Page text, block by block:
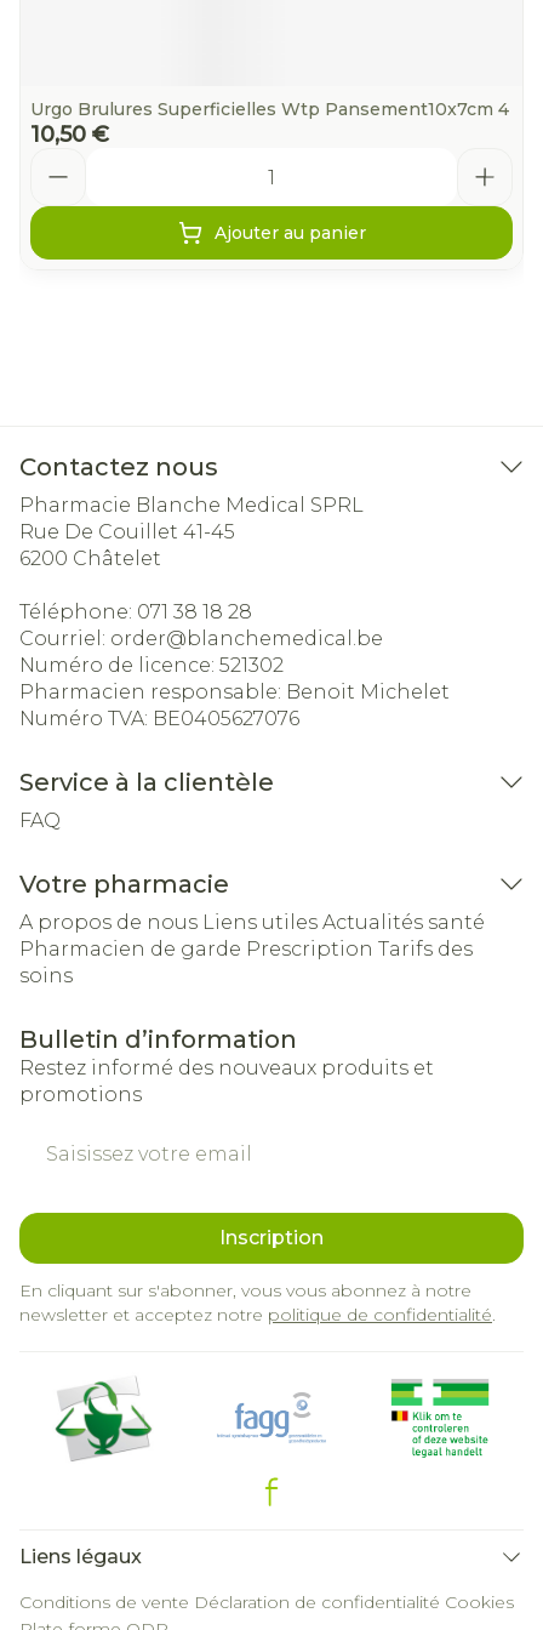
Urgo Brulures Superficielles Wtp Pansement10x7cm 4
10,50 €
Ajouter au panier
Contactez nous
Pharmacie Blanche Medical SPRL
Rue De Couillet 41-45
6200 Châtelet
Téléphone: 071 38 18 28
Courriel: order@blanchemedical.be
Numéro de licence: 521302
Pharmacien responsable: Benoit Michelet
Numéro TVA: BE0405627076
Service à la clientèle
FAQ
Votre pharmacie
A propos de nous Liens utiles Actualités santé
Pharmacien de garde Prescription Tarifs des
soins
Bulletin d’information
Restez informé des nouveaux produits et
promotions
Inscription
En cliquant sur s'abonner, vous vous abonnez à notre
newsletter et acceptez notre politique de confidentialité.
Liens légaux
Conditions de vente Déclaration de confidentialité Cookies